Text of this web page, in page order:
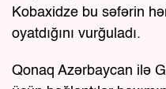
Kobaxidze bu səfərin
oyatdığını vurğuladı.
Qonaq Azərbaycan ilə